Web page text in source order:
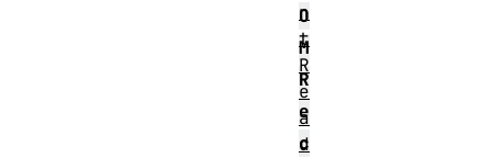
O
M
R
e
c
n
t
R
e
a
d